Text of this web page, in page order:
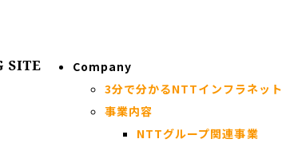
Company
3分で分かるNTTインフラネット
事業内容
NTTグループ関連事業